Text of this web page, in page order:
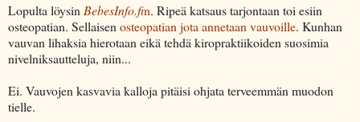
Lopulta löysin BebesInfo.fin. Ripeä katsaus tarjontaan toi esiin
osteopatian. Sellaisen osteopatian jota annetaan vauvoille. Kunhan
vauvan lihaksia hierotaan eikä tehdä kiropraktiikoiden suosimia
nivelniksautteluja, niin...
Ei. Vauvojen kasvavia kalloja pitäisi ohjata terveemmän muodon
tielle.